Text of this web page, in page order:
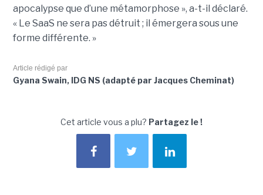
apocalypse que d’une métamorphose », a-t-il déclaré.
« Le SaaS ne sera pas détruit ; il émergera sous une
forme différente. »
Article rédigé par
Gyana Swain, IDG NS (adapté par Jacques Cheminat)
Cet article vous a plu? Partagez le !